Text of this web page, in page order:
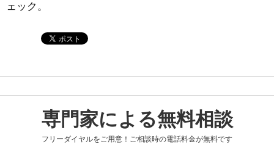
ェック。
専門家による無料相談
フリーダイヤルをご用意！ご相談時の電話料金が無料です